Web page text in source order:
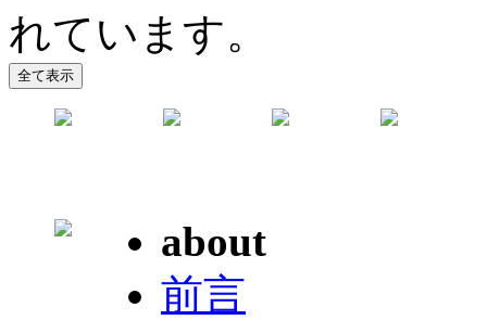
れています。
about
前言